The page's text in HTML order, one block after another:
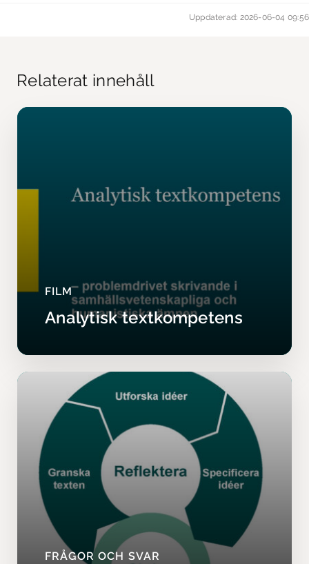
Uppdaterad: 2026-06-04 09:56
Relaterat innehåll
FILM
Analytisk textkompetens
FRÅGOR OCH SVAR